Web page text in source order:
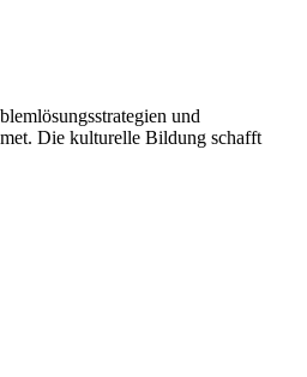
und
Die kulturelle Bildung schafft